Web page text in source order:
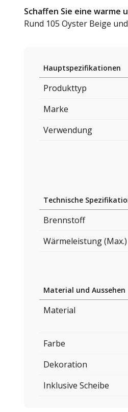
Schaffen Sie eine warme
Rund 105 Oyster Beige
Hauptspezifikationen
Produkttyp
Marke
Verwendung
Technische
Brennstoff
Wärmeleistung (Max.)
Material und Aussehen
Material
Farbe
Dekoration
Inklusive Scheibe